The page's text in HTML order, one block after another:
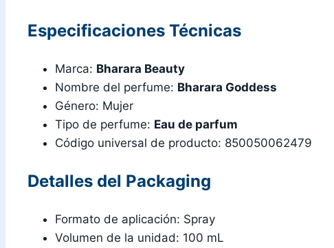
Especificaciones Técnicas
Marca: Bharara Beauty
Nombre del perfume: Bharara Goddess
Género: Mujer
Tipo de perfume: Eau de parfum
Código universal de producto: 850050062479
Detalles del Packaging
Formato de aplicación: Spray
Volumen de la unidad: 100 mL